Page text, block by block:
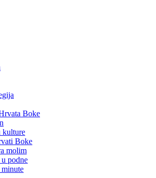
Boke
kulture
Boke
molim
podne
minute